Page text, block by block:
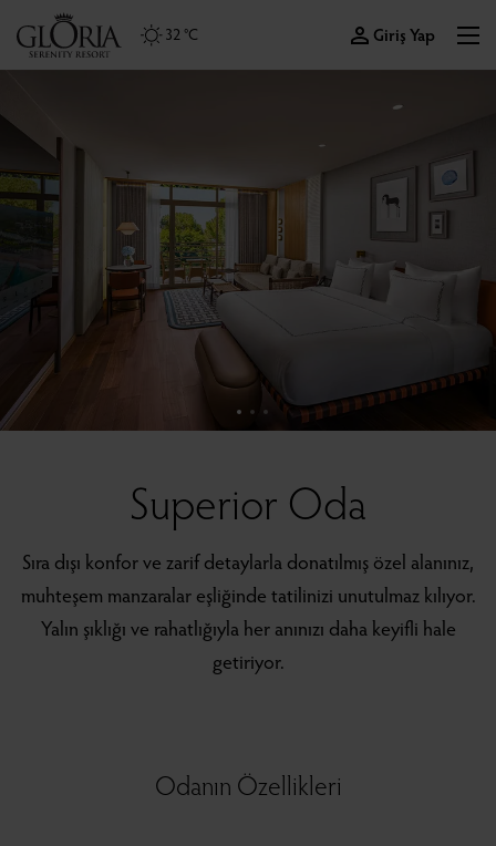
32 °C Giriş Yap
Superior Oda
Sıra dışı konfor ve zarif detaylarla donatılmış özel alanınız,
muhteşem manzaralar eşliğinde tatilinizi unutulmaz kılıyor.
Yalın şıklığı ve rahatlığıyla her anınızı daha keyifli hale
getiriyor.
Odanın Özellikleri